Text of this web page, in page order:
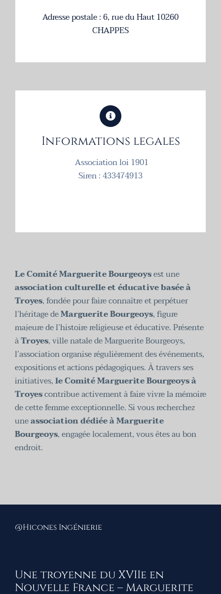
Adresse postale : 6, rue du Haut 10260
CHAPPES
Informations legales
Association loi 1901
Siren : 433474913
Le Comité Marguerite Bourgeoysest une
association culturelle et éducative basée à
Troyes, fondée pour faire connaître et perpétuer
l’héritage deMarguerite Bourgeoys, figure
majeure de l’histoire religieuse et éducative. Présente
àTroyes, ville natale de Marguerite Bourgeoys,
l’association organise régulièrement des événements,
expositions et actions pédagogiques. À travers ses
initiatives,le Comité Marguerite Bourgeoys à
Troyescontribue activement à faire vivre la mémoire
de cette femme exceptionnelle. Si vous recherchez
uneassociation dédiée à Marguerite
Bourgeoys, engagée localement, vous êtes au bon
endroit.
@Hicones Ingénierie
Une troyenne du XVIIe en
Nouvelle France – Marguerite